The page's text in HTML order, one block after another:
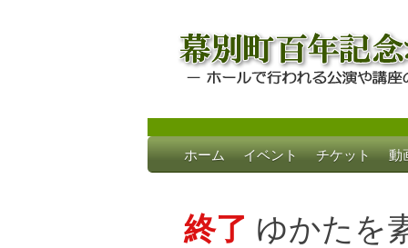
幕別町百年記
ホールで行われる公演や講座のご案内
Skip
to
ホーム イベント チケット 動
終了 ゆかたを